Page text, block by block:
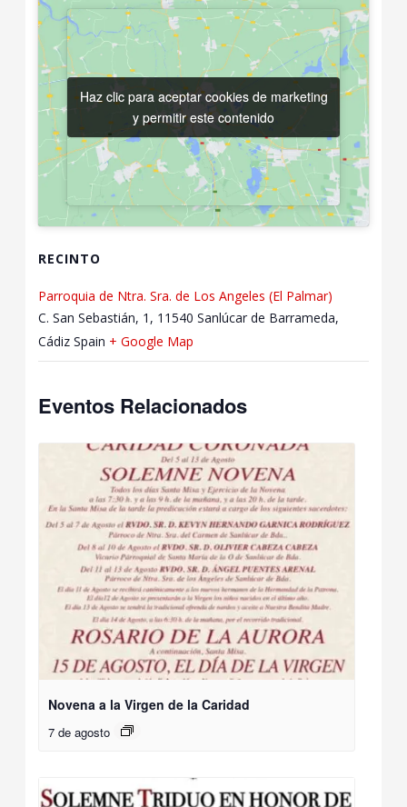
RECINTO
Parroquia de Ntra. Sra. de Los Angeles (El Palmar)
C. San Sebastián, 1, 11540 Sanlúcar de Barrameda,
Cádiz Spain + Google Map
Haz clic para aceptar cookies de marketing
y permitir este contenido
Haz clic para aceptar cookies de marketing
y permitir este contenido
Eventos Relacionados
Novena a la Virgen de la Caridad
7 de agosto